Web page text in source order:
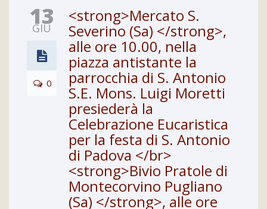
13
GIU
0
<strong>Mercato S.
Severino (Sa) </strong>,
alle ore 10.00, nella
piazza antistante la
parrocchia di S. Antonio
S.E. Mons. Luigi Moretti
presiederà la
Celebrazione Eucaristica
per la festa di S. Antonio
di Padova </br>
<strong>Bivio Pratole di
Montecorvino Pugliano
(Sa) </strong>, alle ore